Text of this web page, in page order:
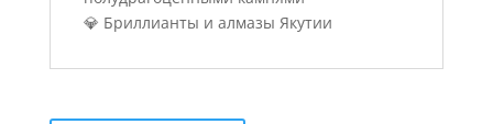
💎 Бриллианты и алмазы Якутии